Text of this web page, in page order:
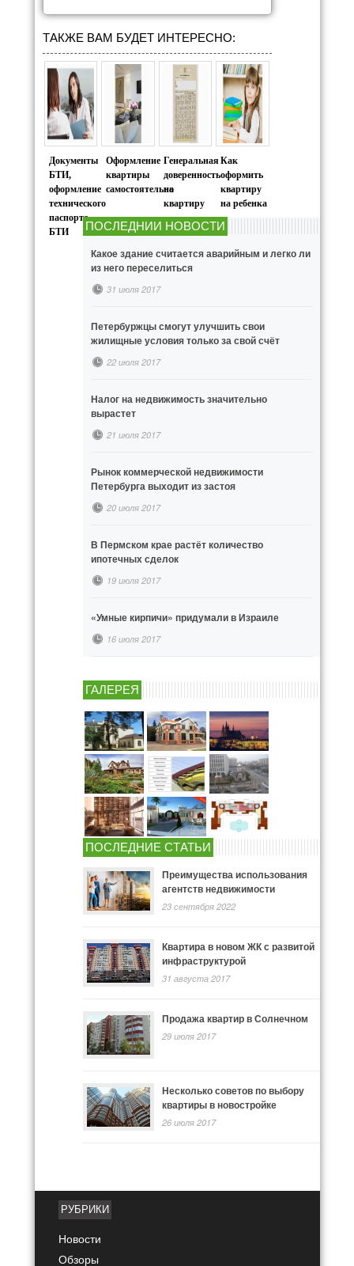
ТАКЖЕ ВАМ БУДЕТ ИНТЕРЕСНО:
Документы
БТИ,
оформление
технического
паспорта
БТИ
Оформление
квартиры
самостоятельно
Генеральная
доверенность
на
квартиру
Как
оформить
квартиру
на ребенка
ПОСЛЕДНИИ НОВОСТИ
Какое здание считается аварийным и легко ли
из него переселиться
31 июля 2017
Петербуржцы смогут улучшить свои
жилищные условия только за свой счёт
22 июля 2017
Налог на недвижимость значительно
вырастет
21 июля 2017
Рынок коммерческой недвижимости
Петербурга выходит из застоя
20 июля 2017
В Пермском крае растёт количество
ипотечных сделок
19 июля 2017
«Умные кирпичи» придумали в Израиле
16 июля 2017
ГАЛЕРЕЯ
ПОСЛЕДНИЕ СТАТЬИ
Преимущества использования
агентств недвижимости
23 сентября 2022
Квартира в новом ЖК с развитой
инфраструктурой
31 августа 2017
Продажа квартир в Солнечном
29 июля 2017
Несколько советов по выбору
квартиры в новостройке
26 июля 2017
РУБРИКИ
Новости
Обзоры